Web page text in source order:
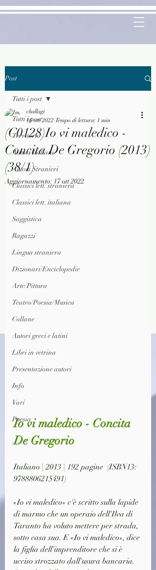
Post
Tutti i post
Territorio
Autori Italiani
Autori Stranieri
Classici lett. straniera
Classici lett. italiana
Saggistica
Ragazzi
Lingua straniera
Dizionari/Enciclopedie
Arte/Pittura
Teatro/Poesia/Musica
Collane
Autori greci e latini
Libri in vetrina
Presentazione autori
Info
Vari
Poesia
Tutti i post
(C0128)Io vi maledico -
Concita De Gregorio (2013)
(38/1)
challagi
16 ott 2022 Tempo di lettura: 1 min
Aggiornamento: 17 ott 2022
Io vi maledico - Concita
De Gregorio
Italiano | 2013 | 192 pagine  (ISBN13:
9788806215491)
«Io vi maledico» c'è scritto sulla lapide
di marmo che un operaio dell'Ilva di
Taranto ha voluto mettere per strada,
sotto casa sua. E «Io vi maledico», dice
la figlia dell'imprenditore che si è
ucciso strozzato dall'usura bancaria.